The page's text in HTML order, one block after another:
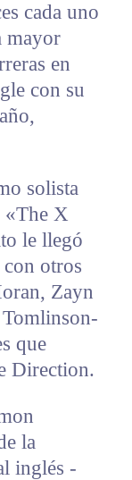
cada uno
mayor
en
con su
solista
«The X
le llegó
otros
Zayn
que
Direction.
la
inglés -